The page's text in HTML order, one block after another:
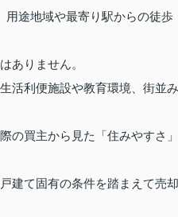
用途地域や最寄り駅からの徒歩
ありません。
活利便施設や教育環境、街並み
の買主から見た「住みやすさ」
建て固有の条件を踏まえて売却